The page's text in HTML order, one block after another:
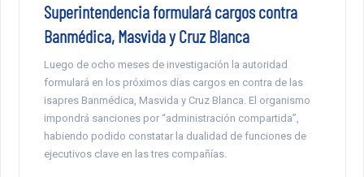
Superintendencia formulará cargos contra
Banmédica, Masvida y Cruz Blanca
Luego de ocho meses de investigación la autoridad
formulará en los próximos días cargos en contra de las
isapres Banmédica, Masvida y Cruz Blanca. El organismo
impondrá sanciones por “administración compartida”,
habiendo podido constatar la dualidad de funciones de
ejecutivos clave en las tres compañías.